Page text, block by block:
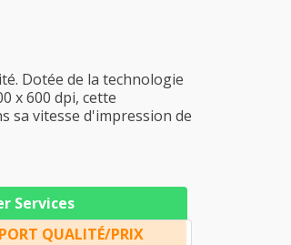
Dotée de la technologie
x 600 dpi, cette
sa vitesse d'impression de
Services
QUALITÉ/PRIX